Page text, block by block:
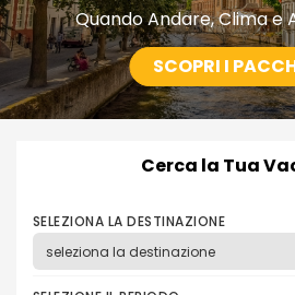
Quando Andare, Clima e
SCOPRI I
Cerca la Tua
SELEZIONA LA DESTINAZIONE